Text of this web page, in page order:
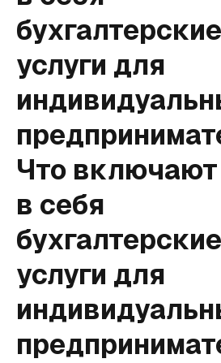
бухгалтерские
услуги для
Что включают
в себя
бухгалтерские
услуги для